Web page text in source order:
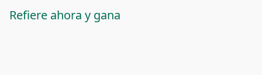
Refiere ahora y gana